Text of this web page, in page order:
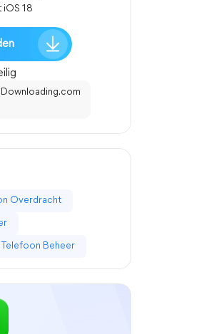
18
Overdracht
Telefoon Beheer